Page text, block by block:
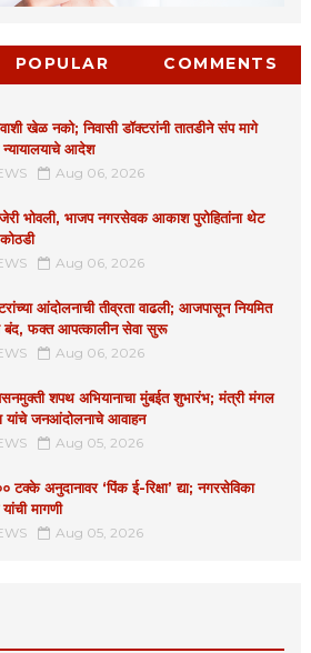
POPULAR COMMENTS
खेळ नको; निवासी डॉक्टरांनी तातडीने संप मागे
न्यायालयाचे आदेश
Aug 06, 2026
भोवली, भाजप नगरसेवक आकाश पुरोहितांना थेट
Aug 06, 2026
आंदोलनाची तीव्रता वाढली; आजपासून नियमित
बंद, फक्त आपत्कालीन सेवा सुरू
Aug 06, 2026
शपथ अभियानाचा मुंबईत शुभारंभ; मंत्री मंगल
यांचे जनआंदोलनाचे आवाहन
Aug 05, 2026
टक्के अनुदानावर ‘पिंक ई-रिक्षा’ द्या; नगरसेविका
मागणी
Aug 05, 2026